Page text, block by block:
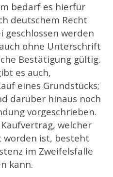
bedarf es hierfür
deutschem Recht
werden
ohne Unterschrift
Bestätigung gültig.
es auch,
eines Grundstücks;
darüber hinaus noch
vorgeschrieben.
welcher
ist, besteht
im Zweifelsfalle
kann.